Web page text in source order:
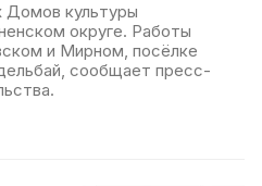
Домов культуры
округе. Работы
и Мирном, посёлке
сообщает пресс-